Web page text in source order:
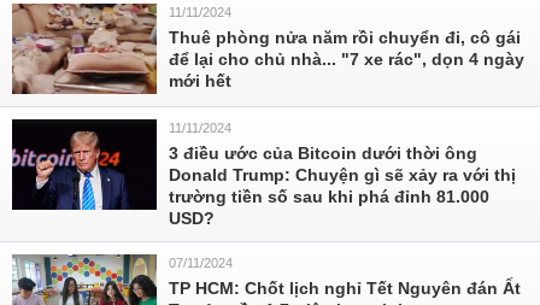
11/11/2024
Thuê phòng nửa năm rồi chuyển đi, cô gái
để lại cho chủ nhà... "7 xe rác", dọn 4 ngày
mới hết
11/11/2024
3 điều ước của Bitcoin dưới thời ông
Donald Trump: Chuyện gì sẽ xảy ra với thị
trường tiền số sau khi phá đỉnh 81.000
USD?
07/11/2024
TP HCM: Chốt lịch nghỉ Tết Nguyên đán Ất